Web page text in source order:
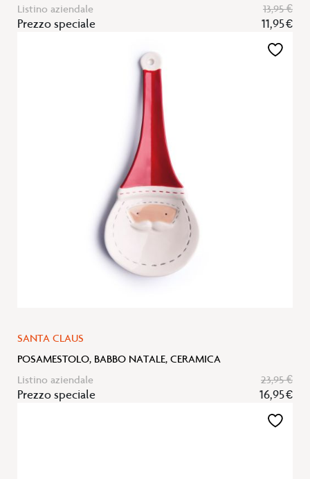
Listino aziendale
13,95 €
Prezzo speciale 11,95 €
SANTA CLAUS
POSAMESTOLO, BABBO NATALE, CERAMICA
Listino aziendale
23,95 €
Prezzo speciale 16,95 €
Aggiungi
Aggiungi